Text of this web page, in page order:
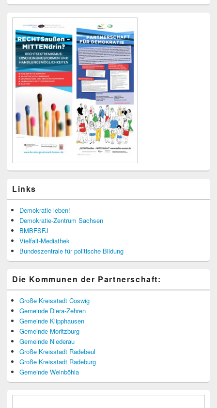
Links
Demokratie leben!
Demokratie-Zentrum Sachsen
BMBFSFJ
Vielfalt-Mediathek
Bundeszentrale für politische Bildung
Die Kommunen der Partnerschaft:
Große Kreisstadt Coswig
Gemeinde Diera-Zehren
Gemeinde Klipphausen
Gemeinde Moritzburg
Gemeinde Niederau
Große Kreisstadt Radebeul
Große Kreisstadt Radeburg
Gemeinde Weinböhla